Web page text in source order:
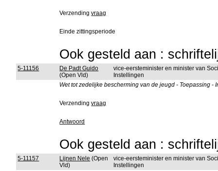
Verzendingvraag
Einde zittingsperiode
Ook gesteld aan :
5-11156
De Padt Guido
(Open Vld)
vice-eersteminister en minister van
Instellingen
Wet tot zedelijke bescherming van de jeugd - Toepassing -
Verzendingvraag
Antwoord
Ook gesteld aan :
5-11157 Lijnen Nele (Open
Vld)
vice-eersteminister en minister van
Instellingen